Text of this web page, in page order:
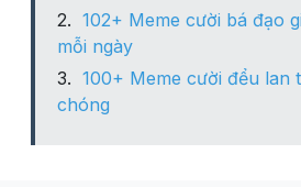
Xã Thượng Lan
Xã Tiên Sơn
102+ Meme cười bá đạo
mỗi ngày
100+ Meme cười đểu lan
chóng